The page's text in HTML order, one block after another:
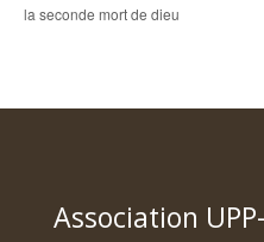
la seconde mort de dieu
Association